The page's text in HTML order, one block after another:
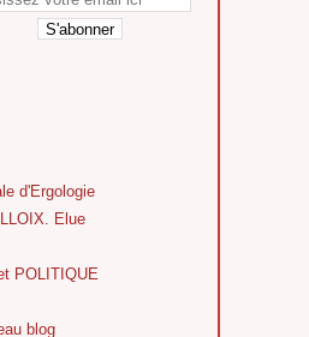
d'Ergologie
Elue
POLITIQUE
blog